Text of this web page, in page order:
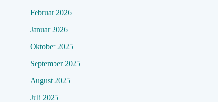
Februar 2026
Januar 2026
Oktober 2025
September 2025
August 2025
Juli 2025